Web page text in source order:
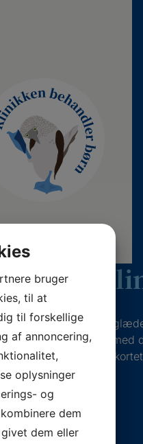
klinikken, hvis du vil
Udfyld formularen med
aftale mere om
bruger
til at
til forskellige
af annoncering,
oplysninger
og
dem
dem eller